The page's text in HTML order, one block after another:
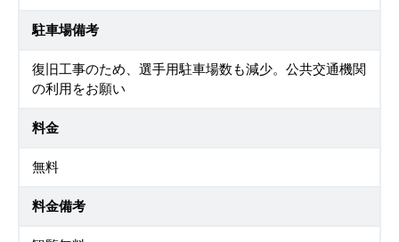
駐車場備考
復旧工事のため、選手用駐車場数も減少。公共交通機関
の利用をお願い
料金
無料
料金備考